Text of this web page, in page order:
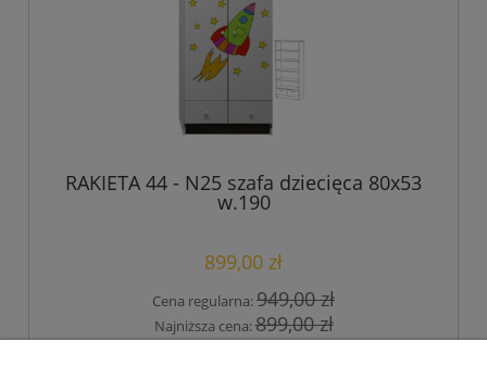
RAKIETA 44 - N25 szafa dziecięca 80x53
w.190
899,00 zł
Cena regularna:949,00 zł
Najniższa cena:899,00 zł